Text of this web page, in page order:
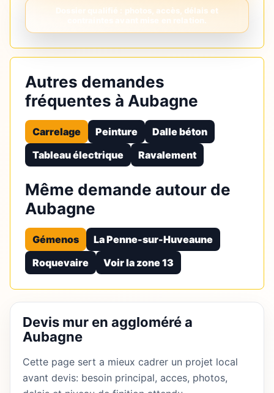
Autres demandes
fréquentes à Aubagne
Carrelage Peinture
Dalle béton
Tableau électrique
Ravalement
Même demande autour de
Aubagne
Gémenos
La Penne-sur-Huveaune
Roquevaire
Voir la zone 13
Devis mur en aggloméré a
Aubagne
Cette page sert a mieux cadrer un projet local
avant devis: besoin principal, acces, photos,